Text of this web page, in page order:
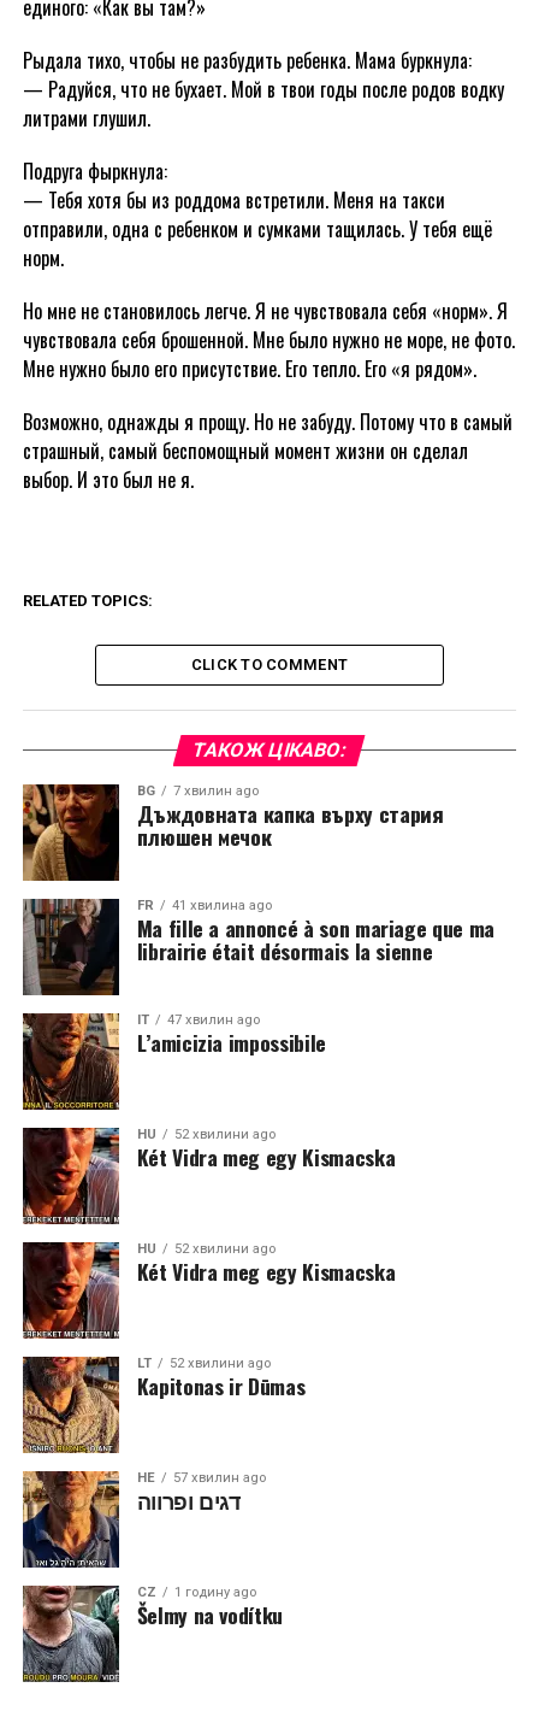
единого: «Как вы там?»
Рыдала тихо, чтобы не разбудить ребенка. Мама буркнула:
— Радуйся, что не бухает. Мой в твои годы после родов водку
литрами глушил.
Подруга фыркнула:
— Тебя хотя бы из роддома встретили. Меня на такси
отправили, одна с ребенком и сумками тащилась. У тебя ещё
норм.
Но мне не становилось легче. Я не чувствовала себя «норм». Я
чувствовала себя брошенной. Мне было нужно не море, не фото.
Мне нужно было его присутствие. Его тепло. Его «я рядом».
Возможно, однажды я прощу. Но не забуду. Потому что в самый
страшный, самый беспомощный момент жизни он сделал
выбор. И это был не я.
RELATED TOPICS:
CLICK TO COMMENT
ТАКОЖ ЦІКАВО:
BG 7 хвилин ago
Дъждовната капка върху стария
плюшен мечок
FR 41 хвилина ago
Ma fille a annoncé à son mariage que ma
librairie était désormais la sienne
IT 47 хвилин ago
L’amicizia impossibile
HU 52 хвилини ago
Két Vidra meg egy Kismacska
HU 52 хвилини ago
Két Vidra meg egy Kismacska
LT 52 хвилини ago
Kapitonas ir Dūmas
HE 57 хвилин ago
דגים ופרווה
CZ 1 годину ago
Šelmy na vodítku